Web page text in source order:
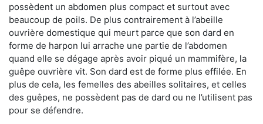
possèdent un abdomen plus compact et surtout avec
beaucoup de poils. De plus contrairement à l’abeille
ouvrière domestique qui meurt parce que son dard en
forme de harpon lui arrache une partie de l’abdomen
quand elle se dégage après avoir piqué un mammifère, la
guêpe ouvrière vit. Son dard est de forme plus effilée. En
plus de cela, les femelles des abeilles solitaires, et celles
des guêpes, ne possèdent pas de dard ou ne l’utilisent pas
pour se défendre.